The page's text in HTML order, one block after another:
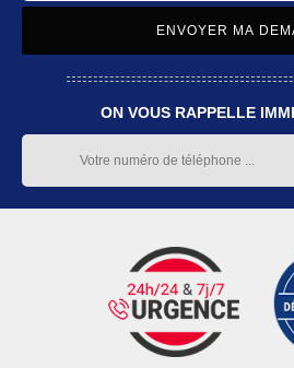
ON VOUS RAPPELLE